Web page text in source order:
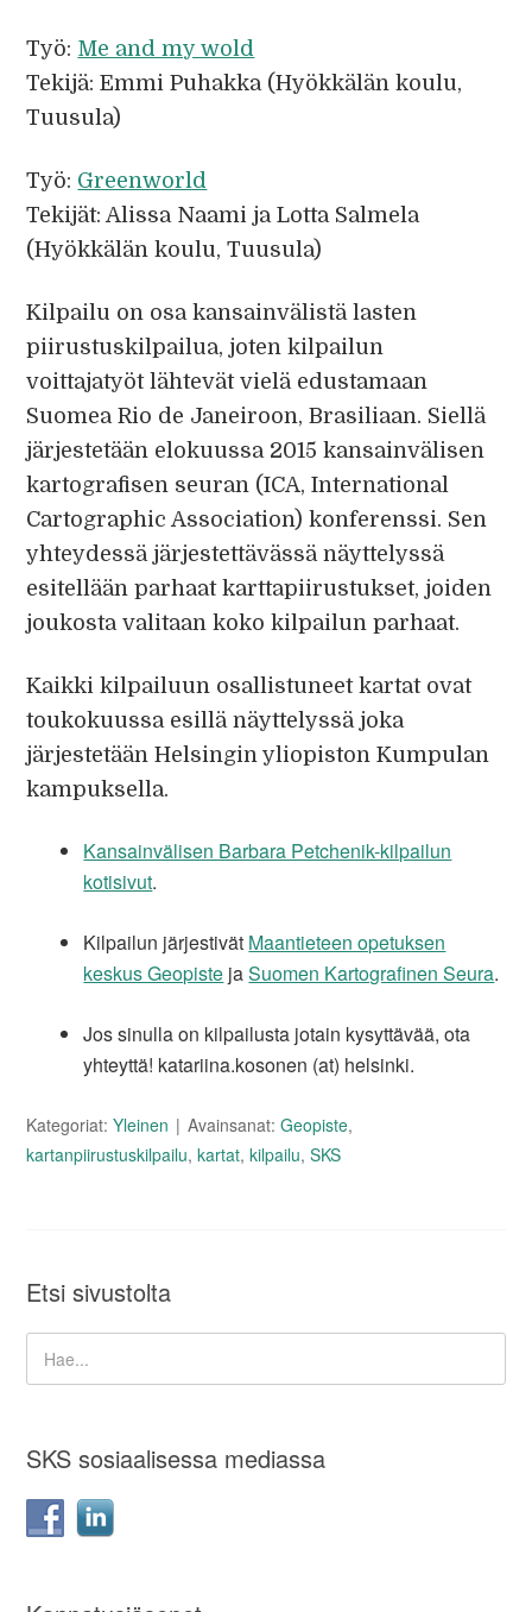
Työ: Me and my wold
Tekijä: Emmi Puhakka (Hyökkälän koulu,
Tuusula)
Työ: Greenworld
Tekijät: Alissa Naami ja Lotta Salmela
(Hyökkälän koulu, Tuusula)
Kilpailu on osa kansainvälistä lasten
piirustuskilpailua, joten kilpailun
voittajatyöt lähtevät vielä edustamaan
Suomea Rio de Janeiroon, Brasiliaan. Siellä
järjestetään elokuussa 2015 kansainvälisen
kartografisen seuran (ICA, International
Cartographic Association) konferenssi. Sen
yhteydessä järjestettävässä näyttelyssä
esitellään parhaat karttapiirustukset, joiden
joukosta valitaan koko kilpailun parhaat.
Kaikki kilpailuun osallistuneet kartat ovat
toukokuussa esillä näyttelyssä joka
järjestetään Helsingin yliopiston Kumpulan
kampuksella.
Kansainvälisen Barbara Petchenik-kilpailun
kotisivut.
Kilpailun järjestivät Maantieteen opetuksen
keskus Geopiste jaSuomen Kartografinen Seura.
Jos sinulla on kilpailusta jotain kysyttävää, ota
yhteyttä! katariina.kosonen (at) helsinki.
Kategoriat:Yleinen Avainsanat:Geopiste,
kartanpiirustuskilpailu,kartat,kilpailu,SKS
Etsi sivustolta
SKS sosiaalisessa mediassa